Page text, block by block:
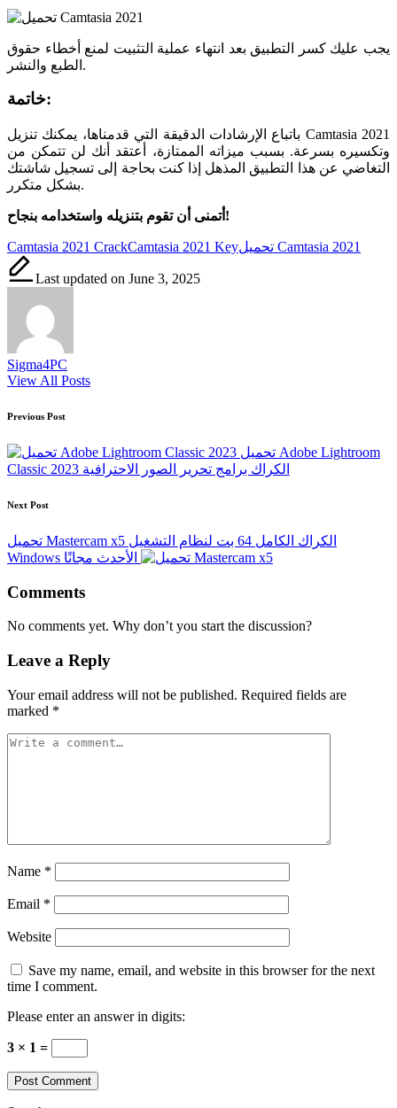
يجب عليك كسر التطبيق بعد انتهاء عملية التثبيت لمنع أخطاء حقوق
الطبع والنشر.
خاتمة:
باتباع الإرشادات الدقيقة التي قدمناها، يمكنك تنزيل Camtasia 2021
وتكسيره بسرعة. بسبب ميزاته الممتازة، أعتقد أنك لن تتمكن من
التغاضي عن هذا التطبيق المذهل إذا كنت بحاجة إلى تسجيل شاشتك
بشكل متكرر.
أتمنى أن تقوم بتنزيله واستخدامه بنجاح!
Tags:
Camtasia 2021 CrackCamtasia 2021 Key تحميل Camtasia 2021
Last updated on June 3, 2025
Sigma4PC
View All Posts
Post
navigation
Previous Post
تحميل Adobe Lightroom
Classic 2023 الكراك برامج تحرير الصور الاحترافية
Next Post
تحميل Mastercam x5 الكراك الكامل 64 بت لنظام التشغيل
Windows الأحدث مجانًا
Comments
No comments yet. Why don’t you start the discussion?
Leave a Reply
Your email address will not be published. Required fields are
marked *
Name *
Email *
Website
Save my name, email, and website in this browser for the next
time I comment.
Please enter an answer in digits:
3 × 1 =